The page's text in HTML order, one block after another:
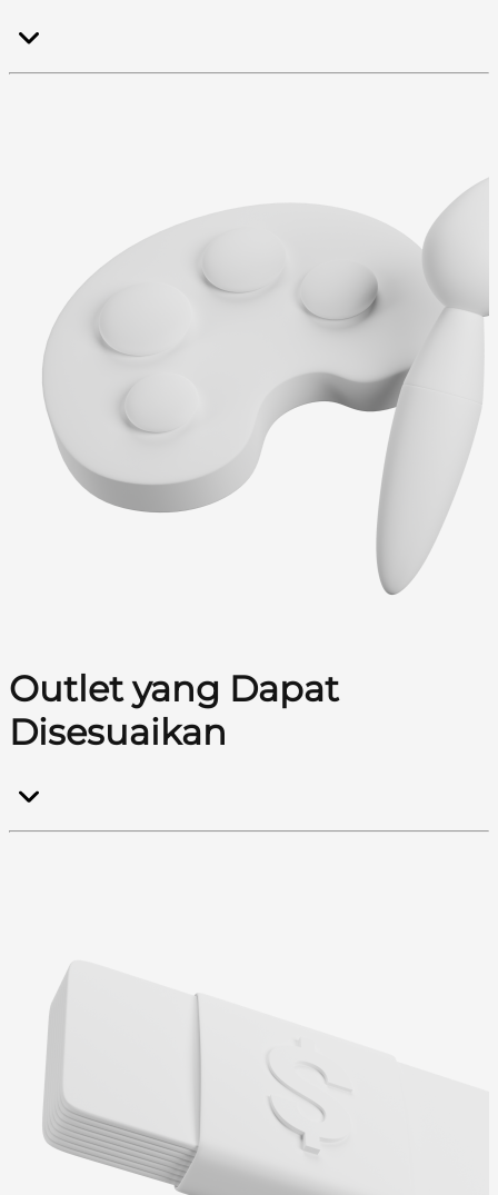
Outlet yang Dapat
Disesuaikan